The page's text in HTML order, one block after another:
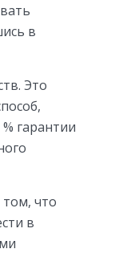
в
Это
гарантии
что
в